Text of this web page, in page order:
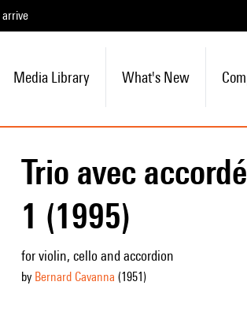
arrive
Media Library What's New
Trio avec
1 (1995)
for violin, cello and accordion
by Bernard Cavanna (1951)